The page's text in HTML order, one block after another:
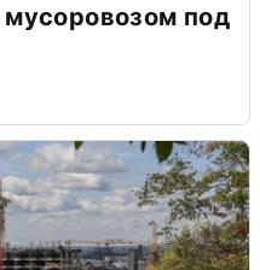
под